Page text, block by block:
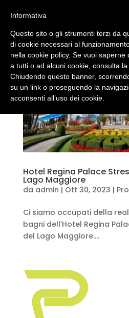
Hotel Regina Palace
Lago Maggiore
da admin | Ott 30, 2023 |
Ci siamo occupati della
bagni dell’Hotel Regina
del Lago Maggiore....
Informativa
Questo sito o gli strumenti terzi da
di cookie necessari al
nella cookie policy. Se vuoi
a tutti o ad alcuni cookie, consulta la
Chiudendo questo banner,
su un link o proseguendo la
acconsenti all’uso dei cookie.